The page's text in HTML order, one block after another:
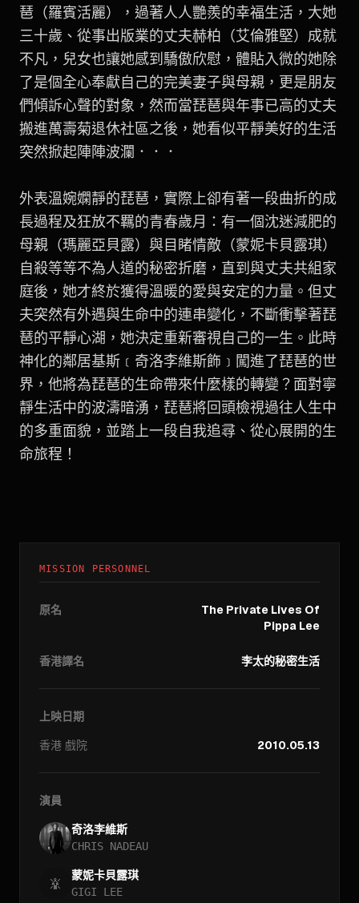
琶（羅賓活麗），過著人人艷羨的幸福生活，大她
三十歲、從事出版業的丈夫赫柏（艾倫雅堅）成就
不凡，兒女也讓她感到驕傲欣慰，體貼入微的她除
了是個全心奉獻自己的完美妻子與母親，更是朋友
們傾訴心聲的對象，然而當琵琶與年事已高的丈夫
搬進萬壽菊退休社區之後，她看似平靜美好的生活
突然掀起陣陣波瀾．．．
外表溫婉嫻靜的琵琶，實際上卻有著一段曲折的成
長過程及狂放不羈的青春歲月：有一個沈迷減肥的
母親（瑪麗亞貝露）與目睹情敵（蒙妮卡貝露琪）
自殺等等不為人道的秘密折磨，直到與丈夫共組家
庭後，她才終於獲得溫暖的愛與安定的力量。但丈
夫突然有外遇與生命中的連串變化，不斷衝擊著琵
琶的平靜心湖，她決定重新審視自己的一生。此時
神化的鄰居基斯﹝奇洛李維斯飾﹞闖進了琵琶的世
界，他將為琵琶的生命帶來什麼樣的轉變？面對寧
靜生活中的波濤暗湧，琵琶將回頭檢視過往人生中
的多重面貌，並踏上一段自我追尋、從心展開的生
命旅程！
MISSION PERSONNEL
原名
The Private Lives Of
Pippa Lee
香港譯名 李太的秘密生活
上映日期
香港 戲院 2010.05.13
演員
奇洛李維斯
CHRIS NADEAU
蒙妮卡貝露琪
GIGI LEE